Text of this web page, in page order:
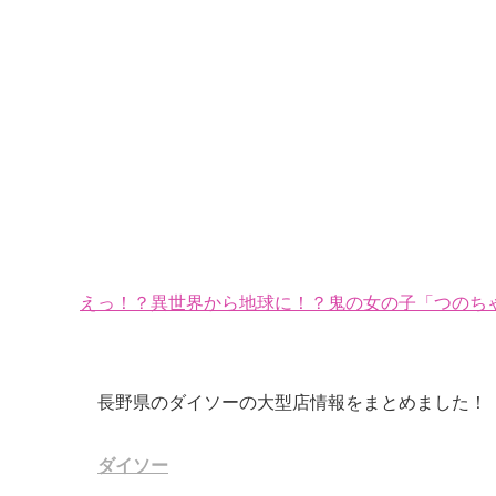
えっ！？異世界から地球に！？鬼の女の子「つのち
長野県のダイソーの大型店情報をまとめました！
ダイソー